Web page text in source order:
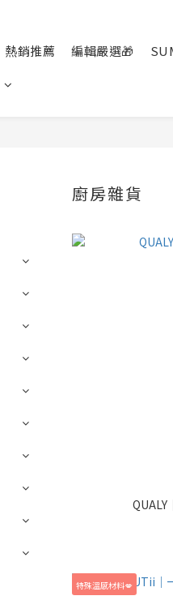
熱銷推薦 編輯嚴選🎁
廚房雜貨
特殊溫感材料💋